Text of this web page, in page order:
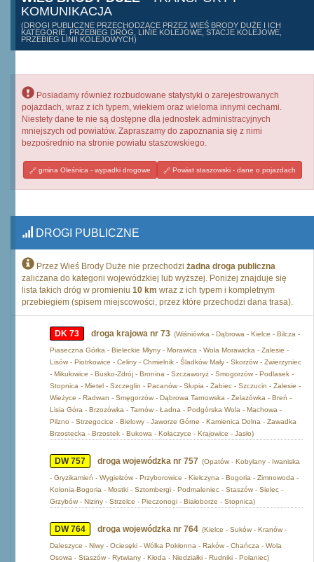
KOMUNIKACJA
(DROGI PUBLICZNE PRZECHODZĄCE PRZEZ WIEŚ BRODY DUŻE I ICH
KATEGORIE, PRZEBIEG DRÓG, LINIE KOLEJOWE, STACJE KOLEJOWE,
PRZEBIEG LINII KOLEJOWYCH)
Posiadamy również rozbudowane statystyki o zarejestrowanych
pojazdach, wraz z ich typem, wiekiem oraz wieloma innymi cechami.
Niestety dane te nie są dostępne dla jednostek administracyjnych
mniejszych od powiatów. Zapraszamy do zapoznania się z nimi
bezpośrednio na stronie powiatu staszowskiego.
gmina Oleśnica - wypadki drogowe Powiat staszowski - dane o pojazdach
DROGI PUBLICZNE
Przez Wieś Brody Duże nie przechodzi żadna droga publiczna
zaliczana do kategorii wojewódzkiej lub wyższej. Poniżej znajduje się
lista takich dróg w promieniu 10 km wraz z ich typem i kompletnym
przebiegiem (spisem miejscowości, przez które przechodzi dana trasa).
DK 73 droga krajowa nr 73 (Wiśniówka - Dąbrowa - Kielce - Bilcza -
Piaseczna Górka - Bieleckie Młyny - Morawica - Wola Morawicka - Zalesie -
Lisów - Piotrkowice - Celiny - Chmielnik - Śladków Mały - Skorzów - Zwierzyniec
- Mikułowice - Busko-Zdrój - Bronina - Szczaworyż - Smogorzów - Podlasek -
Stopnica - Mietel - Szczeglin - Pacanów - Słupia - Żabiec - Szczucin - Zalesie -
Wieżyce - Radwan - Smęgorzów - Dąbrowa Tarnowska - Żelazówka - Breń -
Lisia Góra - Brzozówka - Tarnów - Ładna - Podgórska Wola - Machowa -
Pilzno - Strzegocice - Bielowy - Jaworze Górne - Kamienica Dolna - Zawadka
Brzostecka - Brzostek - Bukowa - Kołaczyce - Krajowice - Jasło)
DW 757 droga wojewódzka nr 757 (Opatów - Kobylany - Iwaniska
- Gryzikamień - Wygiełzów - Przyborowice - Kiełczyna - Bogoria - Zimnowoda -
Kolonia-Bogoria - Mostki - Sztombergi - Podmaleniec - Staszów - Sielec -
Grzybów - Niziny - Strzelce - Pieczonogi - Białoborze - Stopnica)
DW 764 droga wojewódzka nr 764 (Kielce - Suków - Kranów -
Daleszyce - Niwy - Ociesęki - Wólka Pokłonna - Raków - Chańcza - Wola
Osowa - Staszów - Rytwiany - Kłoda - Niedziałki - Rudniki - Połaniec)